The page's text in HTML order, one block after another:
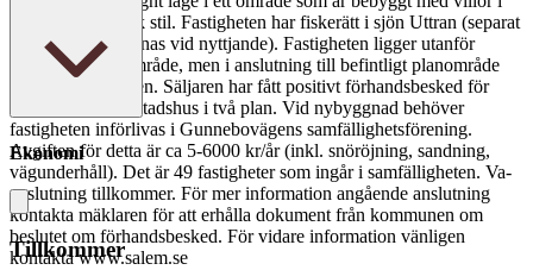
mestadels klassisk stil. Fastigheten har fiskerätt i sjön Uttran (separat
fiskekort ska tecknas vid nyttjande). Fastigheten ligger utanför
detaljplanelagt område, men i anslutning till befintligt planområde
vid Gunnebovägen. Säljaren har fått positivt förhandsbesked för
nybyggnad enbostadshus i två plan. Vid nybyggnad behöver
fastigheten införlivas i Gunnebovägens samfällighetsförening.
Avgiften för detta är ca 5-6000 kr/år (inkl. snöröjning, sandning,
vägunderhåll). Det är 49 fastigheter som ingår i samfälligheten. Va-
anslutning tillkommer. För mer information angående anslutning
kontakta mäklaren för att erhålla dokument från kommunen om
beslutet om förhandsbesked. För vidare information vänligen
kontakta www.salem.se
Ekonomi
Tillkommer